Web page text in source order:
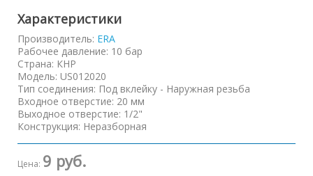
Характеристики
Производитель: ERA
Рабочее давление: 10 бар
Страна: КНР
Модель: US012020
Тип соединения: Под вклейку - Наружная резьба
Входное отверстие: 20 мм
Выходное отверстие: 1/2"
Конструкция: Неразборная
Цена: 9 руб.